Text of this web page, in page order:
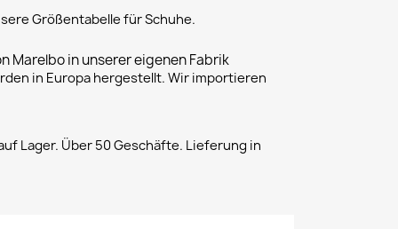
Größentabelle für Schuhe.
Marelbo in unserer eigenen Fabrik
in Europa hergestellt. Wir importieren
Lager. Über 50 Geschäfte. Lieferung in